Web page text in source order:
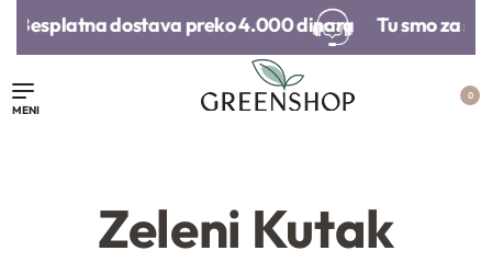
Besplatna dostava preko 4.000 dinara​ Tu smo za
0
Zeleni Kutak